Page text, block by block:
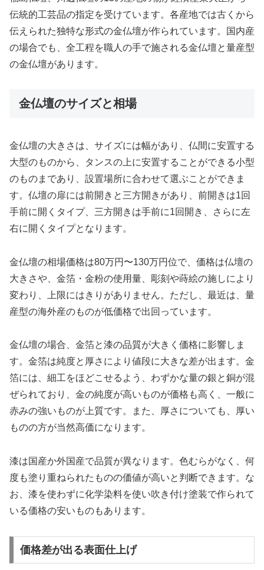
伝統的工芸品の指定を受けています。各産地では古くから
伝えられた独特な形式の金仏壇が作られています。国内産
の場合でも、全工程を職人の手で施される金仏壇と量産型
の金仏壇があります。
金仏壇のサイズと相場
金仏壇の大きさは、サイズには幅があり、仏間に安置する
大型のものから、タンスの上に安置することができる小型
のものまであり、設置場所に合わせて選ぶことができま
す。仏壇の扉には前開きと三方開きがあり、前開きは1回
手前に開くタイプ、三方開きは手前に1回開き、さらに左
右に開くタイプとなります。
金仏壇の相場価格は80万円〜130万円位で、価格は仏壇の
大きさや、金箔・金粉の使用量、彫刻や蒔絵の施しにより
変わり、上限にはきりがありません。ただし、最近は、量
産型の海外産のものが低価格で出回っています。
金仏壇の場合、金箔と漆の品質が大きく価格に影響しま
す。金箔は純度と厚さにより値段に大きな差が出ます。金
箔には、細工をほどこせるよう、わずかな量の銀と銅が混
ぜられており、金の純度が高いものが価格も高く、一般に
赤みの強いものが上質です。また、厚さについても、厚い
ものの方が当然高価になります。
漆は国産か外国産で品質が異なります。色むらがなく、何
度も塗り重ねられたものの価値が高いと判断できます。な
お、漆を使わずに化学染料を使い吹き付け塗装で作られて
いる価格の安いものもあります。
価格差が出る表面仕上げ